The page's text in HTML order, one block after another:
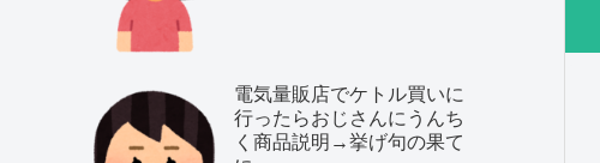
電気量販店でケトル買いに
行ったらおじさんにうんち
く商品説明→挙げ句の果て